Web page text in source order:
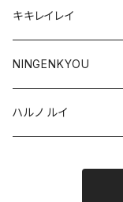
キキレイレイ
NINGENKYOU
ハルノ ルイ